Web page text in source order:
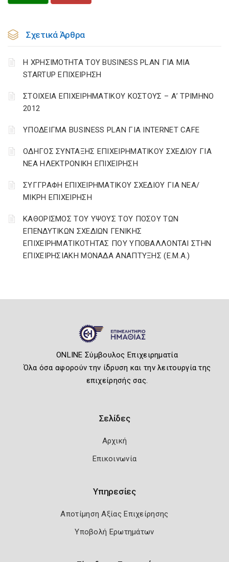
Σχετικά Άρθρα
Η ΧΡΗΣΙΜΟΤΗΤΑ ΤΟΥ BUSINESS PLAN ΓΙΑ ΜΙΑ
STARTUP ΕΠΙΧΕΙΡΗΣΗ
ΣΤΟΙΧΕΙΑ ΕΠΙΧΕΙΡΗΜΑΤΙΚΟΥ ΚΟΣΤΟΥΣ – Α’ ΤΡΙΜΗΝΟ
2012
ΥΠΟΔΕΙΓΜΑ BUSINESS PLAN ΓΙΑ INTERNET CAFE
ΟΔΗΓΟΣ ΣΥΝΤΑΞΗΣ ΕΠΙΧΕΙΡΗΜΑΤΙΚΟΥ ΣΧΕΔΙΟΥ ΓΙΑ
ΝΕΑ ΗΛΕΚΤΡΟΝΙΚΗ ΕΠΙΧΕΙΡΗΣΗ
ΣΥΓΓΡΑΦΗ ΕΠΙΧΕΙΡΗΜΑΤΙΚΟΥ ΣΧΕΔΙΟΥ ΓΙΑ ΝΕΑ/
ΜΙΚΡΗ ΕΠΙΧΕΙΡΗΣΗ
ΚΑΘΟΡΙΣΜΟΣ ΤΟΥ ΥΨΟΥΣ ΤΟΥ ΠΟΣΟΥ ΤΩΝ
ΕΠΕΝΔΥΤΙΚΩΝ ΣΧΕΔΙΩΝ ΓΕΝΙΚΗΣ
ΕΠΙΧΕΙΡΗΜΑΤΙΚΟΤΗΤΑΣ ΠΟΥ ΥΠΟΒΑΛΛΟΝΤΑΙ ΣΤΗΝ
ΕΠΙΧΕΙΡΗΣΙΑΚΗ ΜΟΝΑΔΑ ΑΝΑΠΤΥΞΗΣ (Ε.Μ.Α.)
ONLINE Σύμβουλος Επιχειρηματία
Όλα όσα αφορούν την ίδρυση και την λειτουργία της
επιχείρησής σας.
Σελίδες
Αρχική
Επικοινωνία
Υπηρεσίες
Αποτίμηση Αξίας Επιχείρησης
Υποβολή Ερωτημάτων